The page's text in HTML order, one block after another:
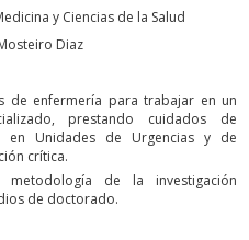
y Ciencias de la Salud
Diaz
de enfermería para trabajar en un
prestando cuidados de
en Unidades de Urgencias y de
crítica.
de la investigación
de doctorado.